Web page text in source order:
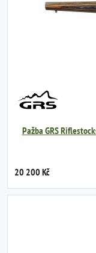
Pažba GRS
20 200 Kč